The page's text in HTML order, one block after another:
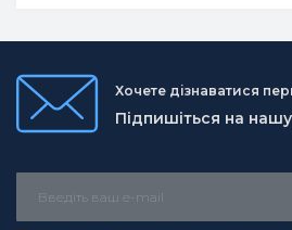
Хочете дізнаватися
Підпишіться на